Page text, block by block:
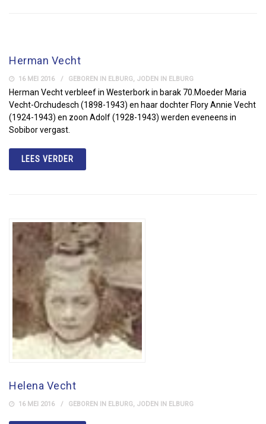
Herman Vecht
16 MEI 2016 GEBOREN IN ELBURG, JODEN IN ELBURG
Herman Vecht verbleef in Westerbork in barak 70.Moeder Maria
Vecht-Orchudesch (1898-1943) en haar dochter Flory Annie Vecht
(1924-1943) en zoon Adolf (1928-1943) werden eveneens in
Sobibor vergast.
LEES VERDER
Helena Vecht
16 MEI 2016 GEBOREN IN ELBURG, JODEN IN ELBURG